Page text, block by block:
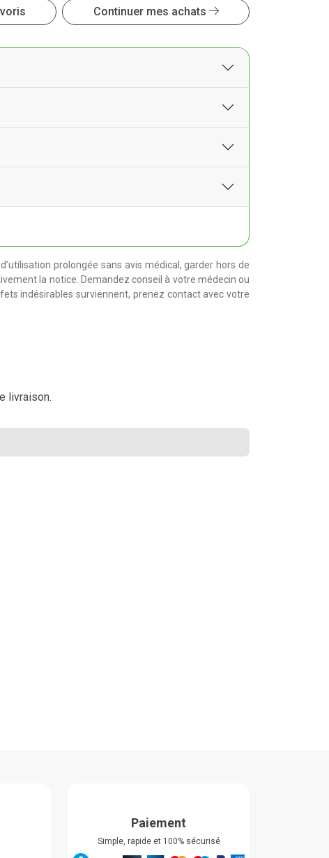
Continuer mes achats
prolongée sans avis médical, garder hors de
la notice. Demandez conseil à votre médecin ou
indésirables surviennent, prenez contact avec votre
livraison.
Paiement
Simple, rapide et 100% sécurisé